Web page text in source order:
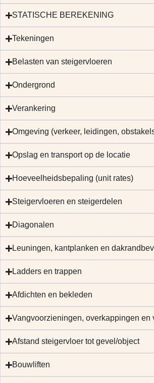
STATISCHE BEREKENING
Tekeningen
Belasten van steigervloeren
Ondergrond
Verankering
Omgeving (verkeer, leidingen,
Opslag en transport op de locatie
Hoeveelheidsbepaling (unit rates)
Steigervloeren en steigerdelen
Diagonalen
Leuningen, kantplanken en
Ladders en trappen
Afdichten en bekleden
Vangvoorzieningen, overkappingen en
Afstand steigervloer tot gevel/object
Bouwliften